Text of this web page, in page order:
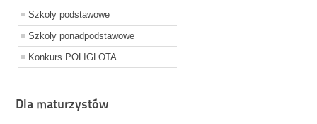
Szkoły podstawowe
Szkoły ponadpodstawowe
Konkurs POLIGLOTA
Dla maturzystów